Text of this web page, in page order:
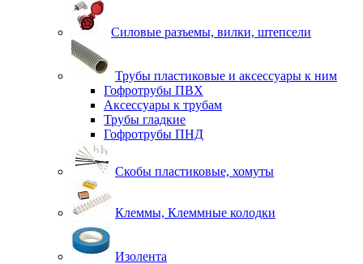
Силовые разъемы, вилки, штепсели
Трубы пластиковые и аксессуары к ним
Гофротрубы ПВХ
Аксессуары к трубам
Трубы гладкие
Гофротрубы ПНД
Скобы пластиковые, хомуты
Клеммы, Клеммные колодки
Изолента